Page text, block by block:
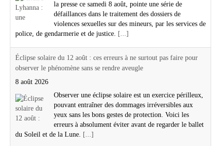
la presse ce samedi 8 août, pointe une série de
défaillances dans le traitement des dossiers de
violences sexuelles sur des mineurs, par les services de
police, de gendarmerie et de justice. [...]
Éclipse solaire du 12 août : ces erreurs à ne surtout pas faire pour
observer le phénomène sans se rendre aveugle
8 août 2026
Observer une éclipse solaire est un exercice périlleux,
pouvant entraîner des dommages irréversibles aux
yeux sans les bons gestes de protection. Voici les
erreurs à absolument éviter avant de regarder le ballet
du Soleil et de la Lune. [...]